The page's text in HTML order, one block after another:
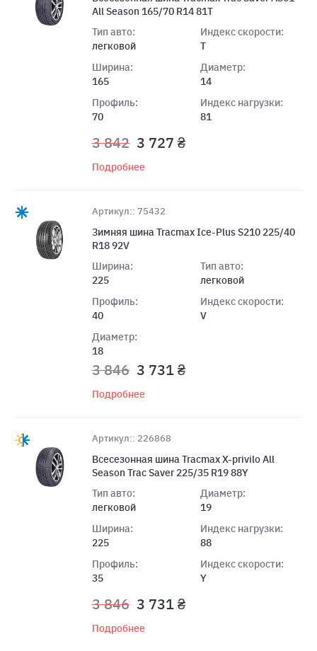
All Season 165/70 R14 81T
Тип авто:
легковой
Ширина:
165
Профиль:
70
Индекс скорости:
T
Диаметр:
14
Индекс нагрузки:
81
3 842 3 727 ₴
Подробнее
Артикул:: 75432
Зимняя шина Tracmax Ice-Plus S210 225/40
R18 92V
Ширина:
225
Профиль:
40
Диаметр:
18
Тип авто:
легковой
Индекс скорости:
V
3 846 3 731 ₴
Подробнее
Артикул:: 226868
Всесезонная шина Tracmax X-privilo All
Season Trac Saver 225/35 R19 88Y
Тип авто:
легковой
Ширина:
225
Профиль:
35
Диаметр:
19
Индекс нагрузки:
88
Индекс скорости:
Y
3 846 3 731 ₴
Подробнее